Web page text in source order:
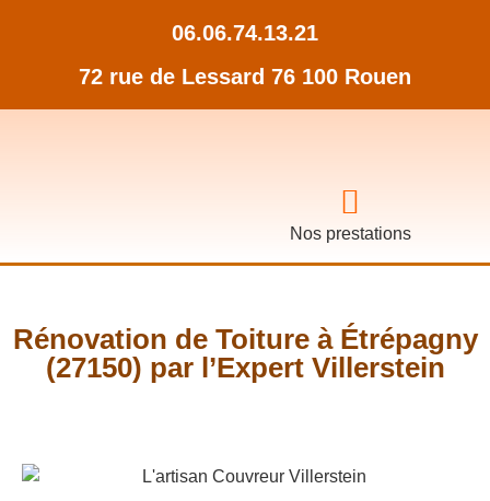
06.06.74.13.21
72 rue de Lessard 76 100 Rouen
Nos prestations
Rénovation de Toiture à Étrépagny
(27150) par l’Expert Villerstein